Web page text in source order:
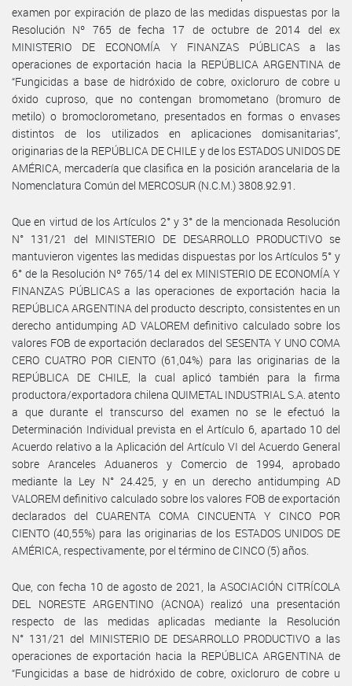
examen por expiración de plazo de las medidas dispuestas por la
Resolución Nº 765 de fecha 17 de octubre de 2014 del ex
MINISTERIO DE ECONOMÍA Y FINANZAS PÚBLICAS a las
operaciones de exportación hacia la REPÚBLICA ARGENTINA de
“Fungicidas a base de hidróxido de cobre, oxicloruro de cobre u
óxido cuproso, que no contengan bromometano (bromuro de
metilo) o bromoclorometano, presentados en formas o envases
distintos de los utilizados en aplicaciones domisanitarias”,
originarias de la REPÚBLICA DE CHILE y de los ESTADOS UNIDOS DE
AMÉRICA, mercadería que clasifica en la posición arancelaria de la
Nomenclatura Común del MERCOSUR (N.C.M.) 3808.92.91.
Que en virtud de los Artículos 2° y 3° de la mencionada Resolución
N° 131/21 del MINISTERIO DE DESARROLLO PRODUCTIVO se
mantuvieron vigentes las medidas dispuestas por los Artículos 5° y
6° de la Resolución Nº 765/14 del ex MINISTERIO DE ECONOMÍA Y
FINANZAS PÚBLICAS a las operaciones de exportación hacia la
REPÚBLICA ARGENTINA del producto descripto, consistentes en un
derecho antidumping AD VALOREM definitivo calculado sobre los
valores FOB de exportación declarados del SESENTA Y UNO COMA
CERO CUATRO POR CIENTO (61,04%) para las originarias de la
REPÚBLICA DE CHILE, la cual aplicó también para la firma
productora/exportadora chilena QUIMETAL INDUSTRIAL S.A. atento
a que durante el transcurso del examen no se le efectuó la
Determinación Individual prevista en el Artículo 6, apartado 10 del
Acuerdo relativo a la Aplicación del Artículo VI del Acuerdo General
sobre Aranceles Aduaneros y Comercio de 1994, aprobado
mediante la Ley N° 24.425, y en un derecho antidumping AD
VALOREM definitivo calculado sobre los valores FOB de exportación
declarados del CUARENTA COMA CINCUENTA Y CINCO POR
CIENTO (40,55%) para las originarias de los ESTADOS UNIDOS DE
AMÉRICA, respectivamente, por el término de CINCO (5) años.
Que, con fecha 10 de agosto de 2021, la ASOCIACIÓN CITRÍCOLA
DEL NORESTE ARGENTINO (ACNOA) realizó una presentación
respecto de las medidas aplicadas mediante la Resolución
N° 131/21 del MINISTERIO DE DESARROLLO PRODUCTIVO a las
operaciones de exportación hacia la REPÚBLICA ARGENTINA de
“Fungicidas a base de hidróxido de cobre, oxicloruro de cobre u